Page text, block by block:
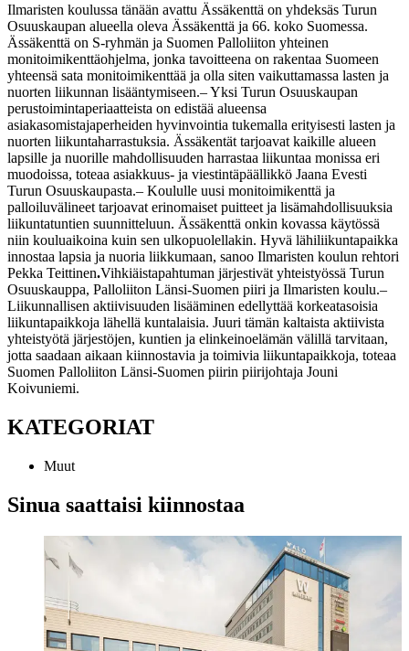
Ilmaristen koulussa tänään avattu Ässäkenttä on yhdeksäs Turun
Osuuskaupan alueella oleva Ässäkenttä ja 66. koko Suomessa.
Ässäkenttä on S-ryhmän ja Suomen Palloliiton yhteinen
monitoimikenttäohjelma, jonka tavoitteena on rakentaa Suomeen
yhteensä sata monitoimikenttää ja olla siten vaikuttamassa lasten ja
nuorten liikunnan lisääntymiseen.– Yksi Turun Osuuskaupan
perustoimintaperiaatteista on edistää alueensa
asiakasomistajaperheiden hyvinvointia tukemalla erityisesti lasten ja
nuorten liikuntaharrastuksia. Ässäkentät tarjoavat kaikille alueen
lapsille ja nuorille mahdollisuuden harrastaa liikuntaa monissa eri
muodoissa, toteaa asiakkuus- ja viestintäpäällikkö Jaana Evesti
Turun Osuuskaupasta.– Koululle uusi monitoimikenttä ja
palloiluvälineet tarjoavat erinomaiset puitteet ja lisämahdollisuuksia
liikuntatuntien suunnitteluun. Ässäkenttä onkin kovassa käytössä
niin kouluaikoina kuin sen ulkopuolellakin. Hyvä lähiliikuntapaikka
innostaa lapsia ja nuoria liikkumaan, sanoo Ilmaristen koulun rehtori
Pekka Teittinen.Vihkiäistapahtuman järjestivät yhteistyössä Turun
Osuuskauppa, Palloliiton Länsi-Suomen piiri ja Ilmaristen koulu.–
Liikunnallisen aktiivisuuden lisääminen edellyttää korkeatasoisia
liikuntapaikkoja lähellä kuntalaisia. Juuri tämän kaltaista aktiivista
yhteistyötä järjestöjen, kuntien ja elinkeinoelämän välillä tarvitaan,
jotta saadaan aikaan kiinnostavia ja toimivia liikuntapaikkoja, toteaa
Suomen Palloliiton Länsi-Suomen piirin piirijohtaja Jouni
Koivuniemi.
KATEGORIAT
Muut
Sinua saattaisi kiinnostaa